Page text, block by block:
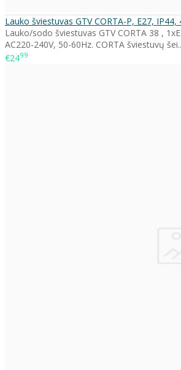
Lauko šviestuvas GTV CORTA-P, E27, IP44,
Lauko/sodo šviestuvas GTV CORTA 38 ,
AC220-240V, 50-60Hz. CORTA šviestuvų šei..
€2499